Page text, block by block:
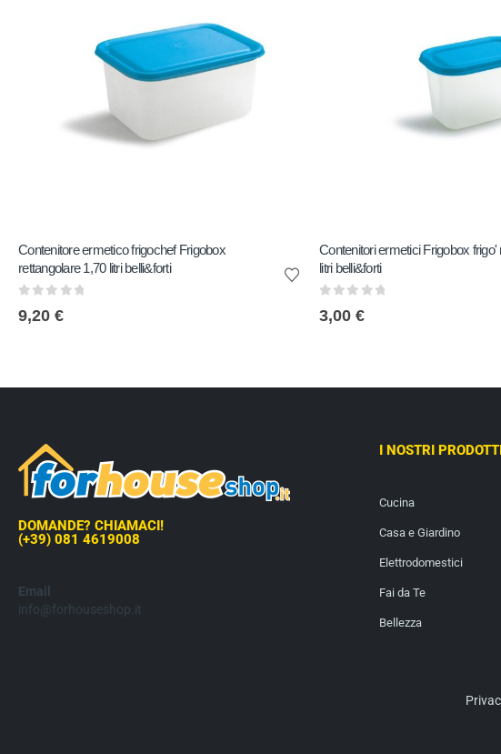
Contenitore ermetico frigochef Frigobox
rettangolare 1,70 litri belli&forti
9,20 €
Contenitori ermetici Frigobox frigo'
litri belli&forti
3,00 €
DOMANDE? CHIAMACI!
(+39) 081 4619008
Email
info@forhouseshop.it
I NOSTRI
Cucina
Casa e Giardino
Elettrodomestici
Fai da Te
Bellezza